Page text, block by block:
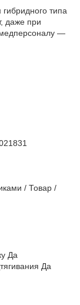
типа
даже при
—
/ Товар /
Да
Да